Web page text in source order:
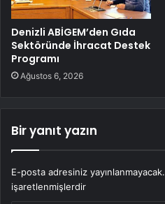
Denizli ABİGEM’den Gıda
Sektöründe İhracat Destek
Programı
Ağustos 6, 2026
Bir yanıt yazın
E-posta adresiniz yayınlanmayacak.
işaretlenmişlerdir